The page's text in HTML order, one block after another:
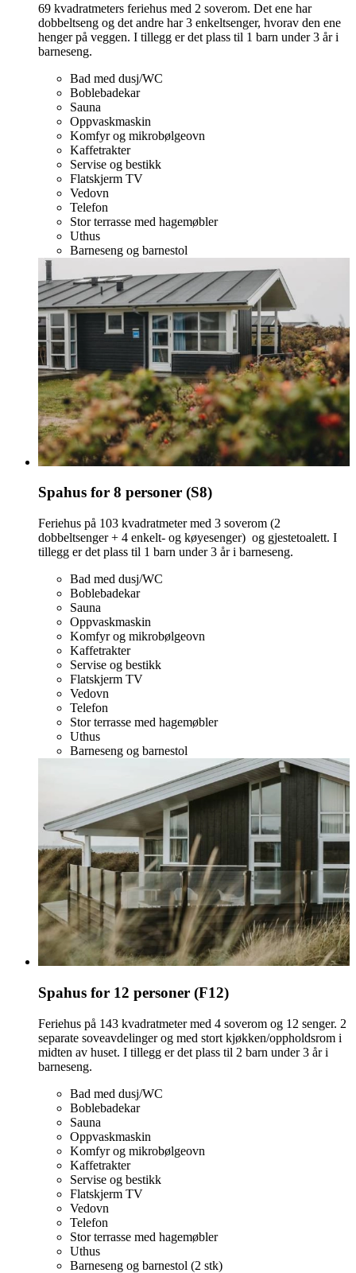
69 kvadratmeters feriehus med 2 soverom. Det ene har
dobbeltseng og det andre har 3 enkeltsenger, hvorav den ene
henger på veggen. I tillegg er det plass til 1 barn under 3 år i
barneseng.
Bad med dusj/WC
Boblebadekar
Sauna
Oppvaskmaskin
Komfyr og mikrobølgeovn
Kaffetrakter
Servise og bestikk
Flatskjerm TV
Vedovn
Telefon
Stor terrasse med hagemøbler
Uthus
Barneseng og barnestol
Spahus for 8 personer (S8)
Feriehus på 103 kvadratmeter med 3 soverom (2
dobbeltsenger + 4 enkelt- og køyesenger) og gjestetoalett. I
tillegg er det plass til 1 barn under 3 år i barneseng.
Bad med dusj/WC
Boblebadekar
Sauna
Oppvaskmaskin
Komfyr og mikrobølgeovn
Kaffetrakter
Servise og bestikk
Flatskjerm TV
Vedovn
Telefon
Stor terrasse med hagemøbler
Uthus
Barneseng og barnestol
Spahus for 12 personer (F12)
Feriehus på 143 kvadratmeter med 4 soverom og 12 senger. 2
separate soveavdelinger og med stort kjøkken/oppholdsrom i
midten av huset. I tillegg er det plass til 2 barn under 3 år i
barneseng.
Bad med dusj/WC
Boblebadekar
Sauna
Oppvaskmaskin
Komfyr og mikrobølgeovn
Kaffetrakter
Servise og bestikk
Flatskjerm TV
Vedovn
Telefon
Stor terrasse med hagemøbler
Uthus
Barneseng og barnestol (2 stk)